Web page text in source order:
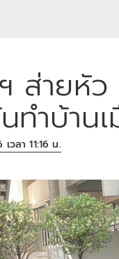
ส่ายหั
ทำบ้าน
วลา 11:16 น.